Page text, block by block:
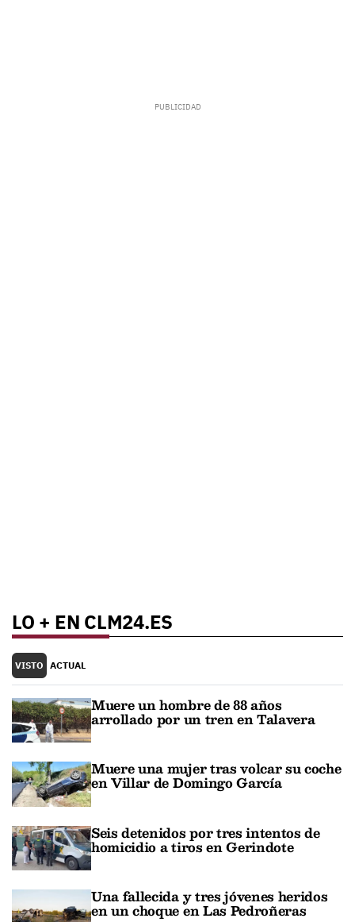
LO + EN CLM24.ES
VISTO ACTUAL
Muere un hombre de 88 años
arrollado por un tren en Talavera
Muere una mujer tras volcar su coche
en Villar de Domingo García
Seis detenidos por tres intentos de
homicidio a tiros en Gerindote
Una fallecida y tres jóvenes heridos
en un choque en Las Pedroñeras